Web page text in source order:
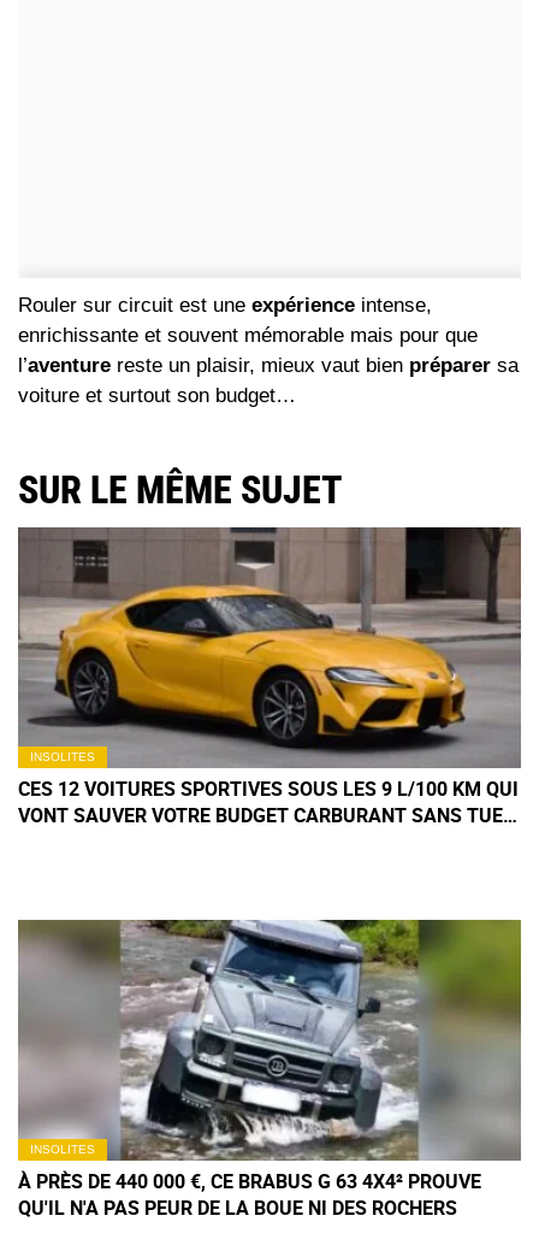
Rouler sur circuit est une expérience intense,
enrichissante et souvent mémorable mais pour que
l’aventure reste un plaisir, mieux vaut bien préparer sa
voiture et surtout son budget…
SUR LE MÊME SUJET
INSOLITES
CES 12 VOITURES SPORTIVES SOUS LES 9 L/100 KM QUI
VONT SAUVER VOTRE BUDGET CARBURANT SANS TUER
INSOLITES
À PRÈS DE 440 000 €, CE BRABUS G 63 4X4² PROUVE
QU'IL N'A PAS PEUR DE LA BOUE NI DES ROCHERS